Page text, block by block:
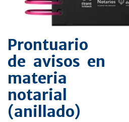
Prontuario
de avisos en
materia
notarial
(anillado)